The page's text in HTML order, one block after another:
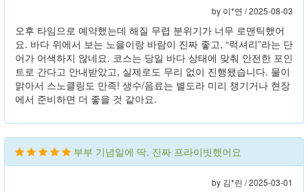
by 이*연 /2025-08-03
오후 타임으로 예약했는데 해질 무렵 분위기가 너무 로맨틱했어
요. 바다 위에서 보는 노을이랑 바람이 진짜 좋고, “럭셔리”라는 단
어가 어색하지 않네요. 코스는 당일 바다 상태에 맞춰 안전한 포인
트로 간다고 안내받았고, 실제로도 무리 없이 진행됐습니다. 물이
맑아서 스노클링도 만족! 생수/음료는 별도라 미리 챙기거나 현장
에서 준비하면 더 좋을 것 같아요.
부부 기념일에 딱, 진짜 프라이빗했어요
by 김*린 /2025-03-01